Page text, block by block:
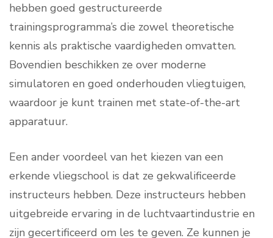
hebben goed gestructureerde
trainingsprogramma’s die zowel theoretische
kennis als praktische vaardigheden omvatten.
Bovendien beschikken ze over moderne
simulatoren en goed onderhouden vliegtuigen,
waardoor je kunt trainen met state-of-the-art
apparatuur.
Een ander voordeel van het kiezen van een
erkende vliegschool is dat ze gekwalificeerde
instructeurs hebben. Deze instructeurs hebben
uitgebreide ervaring in de luchtvaartindustrie en
zijn gecertificeerd om les te geven. Ze kunnen je